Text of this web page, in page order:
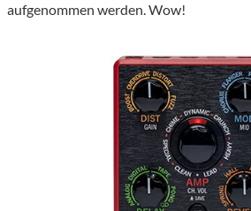
aufgenommen werden. Wow!